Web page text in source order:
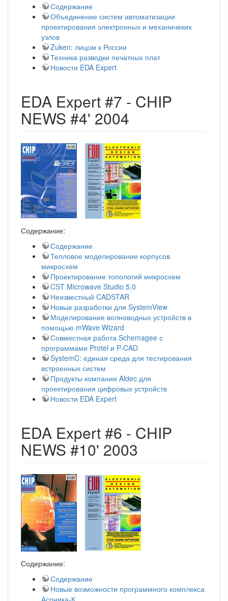
Содержание
Объединение систем автоматизации
проектирования электронных и механичеких
узлов
Zuken: лицом к России
Техника разводки печатных плат
Новости EDA Expert
EDA Expert #7 - CHIP
NEWS #4' 2004
Содержание:
Содержание
Тепловое моделирование корпусов
микросхем
Проектирование топологий микросхем
CST Microwave Studio 5.0
Неизвестный CADSTAR
Новые разработки для SystemView
Моделирование волноводных устройств в
помощью mWave Wizard
Совместная работа Schemagee с
программами Protel и P-CAD
SystemC: единая среда для тестирования
встроенных систем
Продукты компании Aldec для
проектирования цифровых устройств
Новости EDA Expert
EDA Expert #6 - CHIP
NEWS #10' 2003
Содержание:
Содержание
Новые возможности программного комплекса